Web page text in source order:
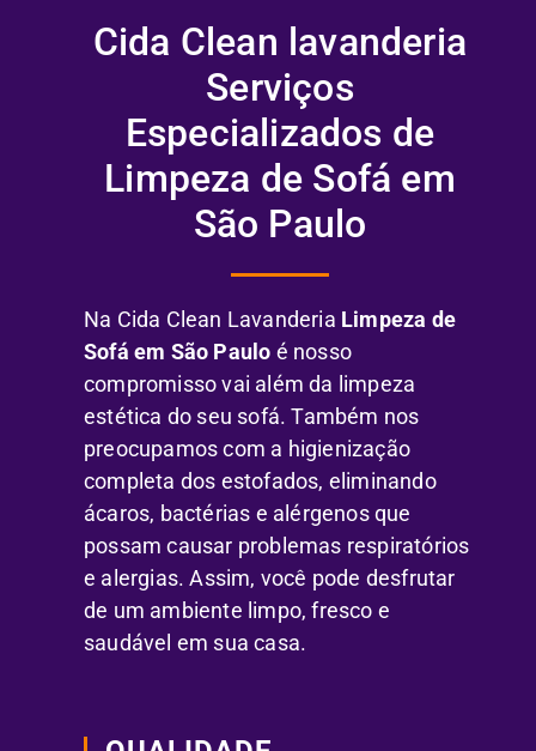
Cida Clean lavanderia
Serviços
Especializados de
Limpeza de Sofá em
São Paulo
Na Cida Clean Lavanderia Limpeza de
Sofá em São Paulo é nosso
compromisso vai além da limpeza
estética do seu sofá. Também nos
preocupamos com a higienização
completa dos estofados, eliminando
ácaros, bactérias e alérgenos que
possam causar problemas respiratórios
e alergias. Assim, você pode desfrutar
de um ambiente limpo, fresco e
saudável em sua casa.